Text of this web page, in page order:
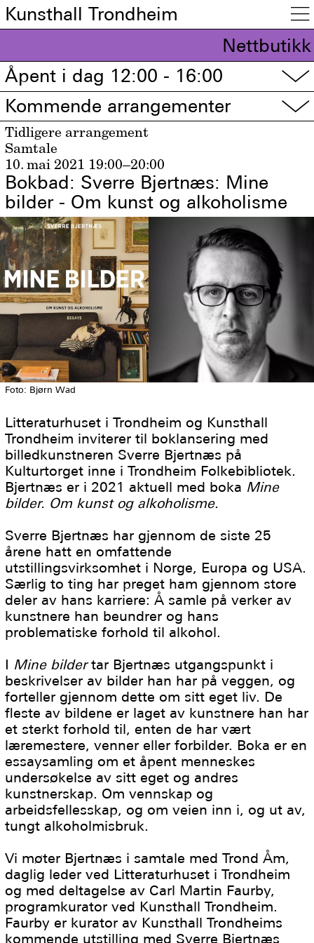
Kunsthall Trondheim 
Nettbutikk
Åpent i dag 12:00 - 16:00
▽
Kommende arrangementer ▽
Tidligere arrangement
Samtale
10. mai 2021 19:00–20:00
Bokbad: Sverre Bjertnæs: Mine
bilder - Om kunst og alkoholisme
Foto: Bjørn Wad
Litteraturhuset i Trondheim og Kunsthall
Trondheim inviterer til boklansering med
billedkunstneren Sverre Bjertnæs på
Kulturtorget inne i Trondheim Folkebibliotek.
Bjertnæs er i 2021 aktuell med boka Mine
bilder. Om kunst og alkoholisme.
Sverre Bjertnæs har gjennom de siste 25
årene hatt en omfattende
utstillingsvirksomhet i Norge, Europa og USA.
Særlig to ting har preget ham gjennom store
deler av hans karriere: Å samle på verker av
kunstnere han beundrer og hans
problematiske forhold til alkohol.
I Mine bildertar Bjertnæs utgangspunkt i
beskrivelser av bilder han har på veggen, og
forteller gjennom dette om sitt eget liv. De
fleste av bildene er laget av kunstnere han har
et sterkt forhold til, enten de har vært
læremestere, venner eller forbilder. Boka er en
essaysamling om et åpent menneskes
undersøkelse av sitt eget og andres
kunstnerskap. Om vennskap og
arbeidsfellesskap, og om veien inn i, og ut av,
tungt alkoholmisbruk.
Vi møter Bjertnæs i samtale med Trond Åm,
daglig leder ved Litteraturhuset i Trondheim
og med deltagelse av Carl Martin Faurby,
programkurator ved Kunsthall Trondheim.
Faurby er kurator av Kunsthall Trondheims
kommende utstilling med Sverre Bjertnæs